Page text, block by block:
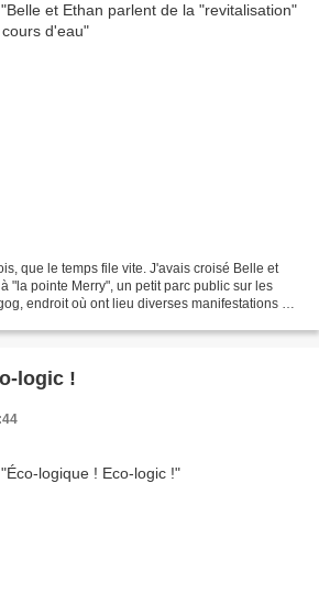
que le temps file vite. J'avais croisé Belle et
"la pointe Merry", un petit parc public sur les
endroit où ont lieu diverses manifestations et
logic !